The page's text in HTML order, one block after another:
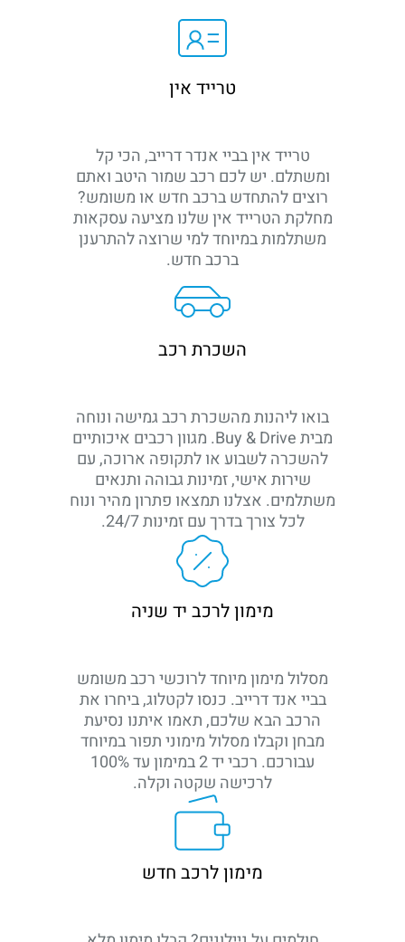
טרייד אין
טרייד אין בביי אנדר דרייב, הכי קל
ומשתלם. יש לכם רכב שמור היטב ואתם
רוצים להתחדש ברכב חדש או משומש?
מחלקת הטרייד אין שלנו מציעה עסקאות
משתלמות במיוחד למי שרוצה להתרענן
ברכב חדש.
השכרת רכב
בואו ליהנות מהשכרת רכב גמישה ונוחה
מבית Buy & Drive. מגוון רכבים איכותיים
להשכרה לשבוע או לתקופה ארוכה, עם
שירות אישי, זמינות גבוהה ותנאים
משתלמים. אצלנו תמצאו פתרון מהיר ונוח
לכל צורך בדרך עם זמינות 24/7.
מימון לרכב יד שניה
מסלול מימון מיוחד לרוכשי רכב משומש
בביי אנד דרייב. כנסו לקטלוג, ביחרו את
הרכב הבא שלכם, תאמו איתנו נסיעת
מבחן וקבלו מסלול מימוני תפור במיוחד
עבורכם. רכבי יד 2 במימון עד 100%
לרכישה שקטה וקלה.
מימון לרכב חדש